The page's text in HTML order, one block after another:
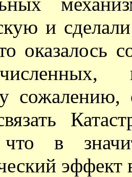
и
оказалось
в
эффект